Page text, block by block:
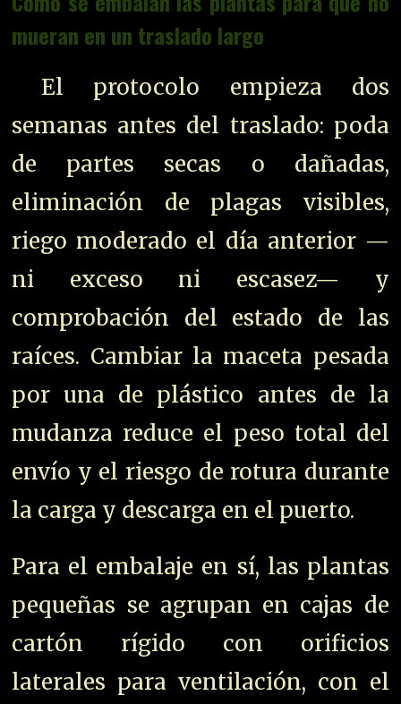
mueran en un traslado largo
El protocolo empieza dos
semanas antes del traslado: poda
de partes secas o dañadas,
eliminación de plagas visibles,
riego moderado el día anterior —
ni exceso ni escasez— y
comprobación del estado de las
raíces. Cambiar la maceta pesada
por una de plástico antes de la
mudanza reduce el peso total del
envío y el riesgo de rotura durante
la carga y descarga en el puerto.
Para el embalaje en sí, las plantas
pequeñas se agrupan en cajas de
cartón rígido con orificios
laterales para ventilación, con el